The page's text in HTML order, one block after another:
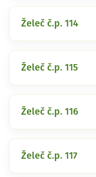
Želeč č.p. 114
Želeč č.p. 115
Želeč č.p. 116
Želeč č.p. 117